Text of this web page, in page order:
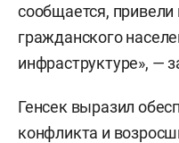
сообщается,
гражданского
инфраструктуре», —
Генсек выразил
конфликта и